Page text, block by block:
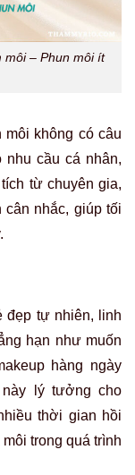
môi – Phun môi ít
môi không có câu
nhu cầu cá nhân,
từ chuyên gia,
nhắc, giúp tối
đẹp tự nhiên, linh
hạn như muốn
hàng ngày
này lý tưởng cho
thời gian hồi
trong quá trình